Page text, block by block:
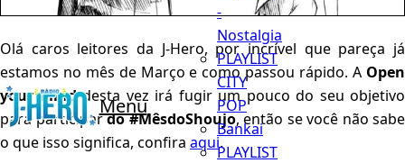
Menu
-
Nostalgia
PLAYLIST
CITY
POP
Bankai
PLAYLIST
Olá caros leitores da J-Hero, por incrível que pareça já
estamos no mês de Março e como passou rápido. A Open
your Minddesta vez irá fugir um pouco do seu objetivo
para participardo #MêsdoShoujo, então se você não sabe
o que isso significa, confira aqui.